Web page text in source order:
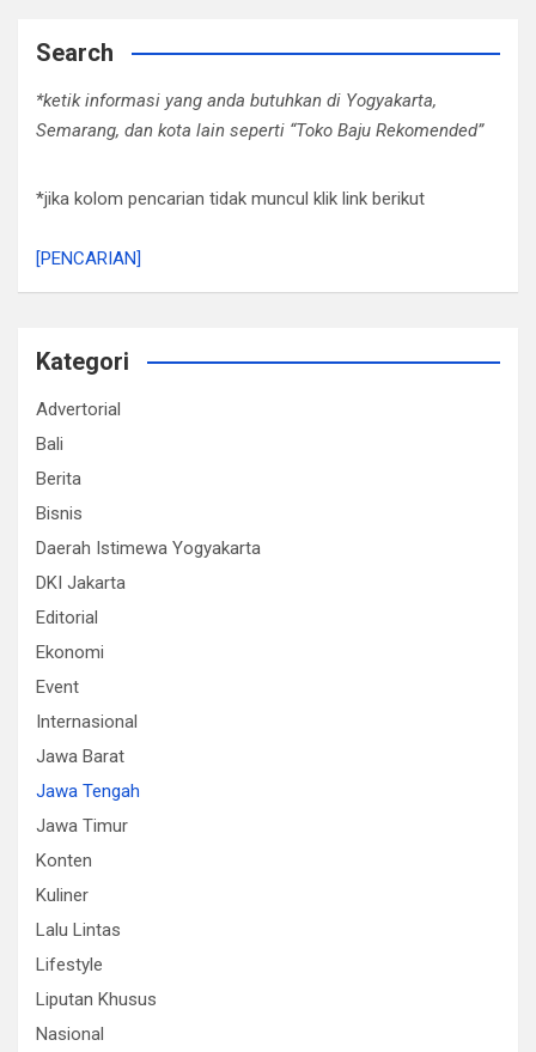
Search
*ketik informasi yang anda butuhkan di Yogyakarta,
Semarang, dan kota lain seperti “Toko Baju Rekomended”
*jika kolom pencarian tidak muncul klik link berikut
[PENCARIAN]
Kategori
Advertorial
Bali
Berita
Bisnis
Daerah Istimewa Yogyakarta
DKI Jakarta
Editorial
Ekonomi
Event
Internasional
Jawa Barat
Jawa Tengah
Jawa Timur
Konten
Kuliner
Lalu Lintas
Lifestyle
Liputan Khusus
Nasional